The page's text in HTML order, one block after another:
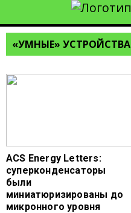
«УМНЫЕ» УСТРОЙСТВА
ACS Energy Letters:
суперконденсаторы
были
миниатюризированы до
микронного уровня